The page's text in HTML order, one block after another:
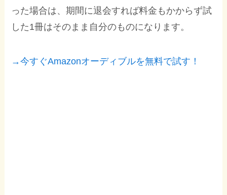
った場合は、期間に退会すれば料金もかからず試
した1冊はそのまま自分のものになります。
→今すぐAmazonオーディブルを無料で試す！